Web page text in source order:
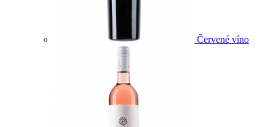
Červené víno